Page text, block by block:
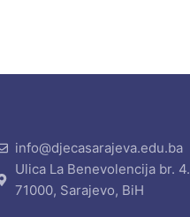
info@djecasarajeva.edu.ba
Ulica La Benevolencija br. 4.
71000, Sarajevo, BiH